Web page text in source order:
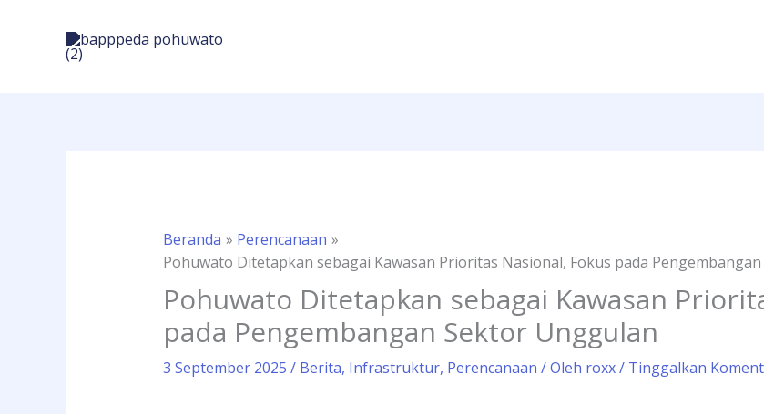
Beranda
Perencanaan
Pohuwato Ditetapkan sebagai Kawasan Prioritas Nasional, Fokus pada
Pohuwato Ditetapkan sebagai Kawasan
pada Pengembangan Sektor Unggulan
3 September 2025 / Berita, Infrastruktur, Perencanaan / Oleh roxx/ Tinggalkan